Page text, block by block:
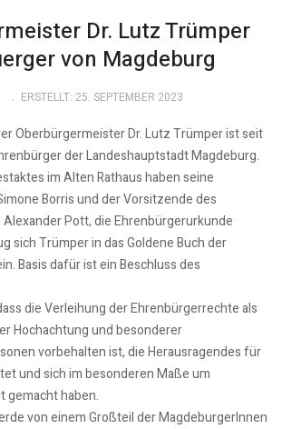
Dr. Lutz Trümper
von Magdeburg
ERSTELLT: 25. SEPTEMBER 2023
Oberbürgermeister Dr. Lutz Trümper ist seit
der Landeshauptstadt Magdeburg.
im Alten Rathaus haben seine
Borris und der Vorsitzende des
Pott, die Ehrenbürgerurkunde
sich Trümper in das Goldene Buch der
Basis dafür ist ein Beschluss des
die Verleihung der Ehrenbürgerrechte als
Hochachtung und besonderer
vorbehalten ist, die Herausragendes für
und sich im besonderen Maße um
gemacht haben.
von einem Großteil der MagdeburgerInnen